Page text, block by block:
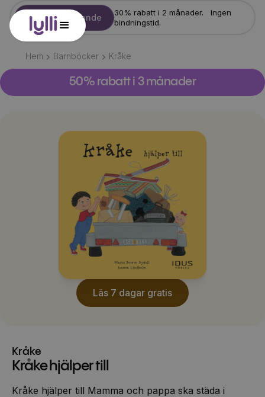
Starta erbjudande
30% rabatt i 2 månader. Ingen
bindningstid.
Hem Barnböcker Kråke
50% rabatt i 3 månader
Läs 7 dagar gratis
Kråke
Kråke hjälper till
Kråke hjälper till Mamma och pappa ska städa i